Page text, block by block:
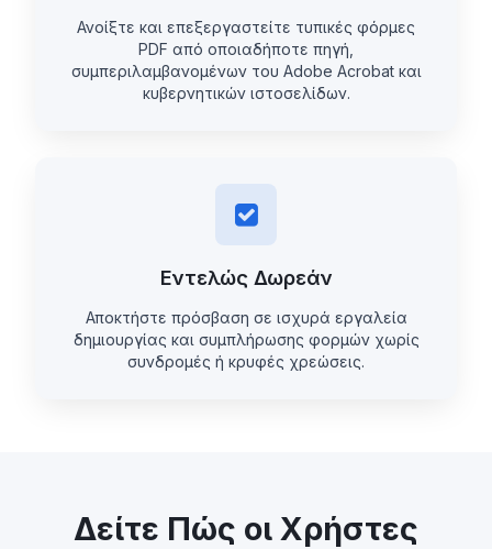
Ανοίξτε και επεξεργαστείτε τυπικές φόρμες
PDF από οποιαδήποτε πηγή,
συμπεριλαμβανομένων του Adobe Acrobat και
κυβερνητικών ιστοσελίδων.
Εντελώς Δωρεάν
Αποκτήστε πρόσβαση σε ισχυρά εργαλεία
δημιουργίας και συμπλήρωσης φορμών χωρίς
συνδρομές ή κρυφές χρεώσεις.
Δείτε Πώς οι Χρήστες